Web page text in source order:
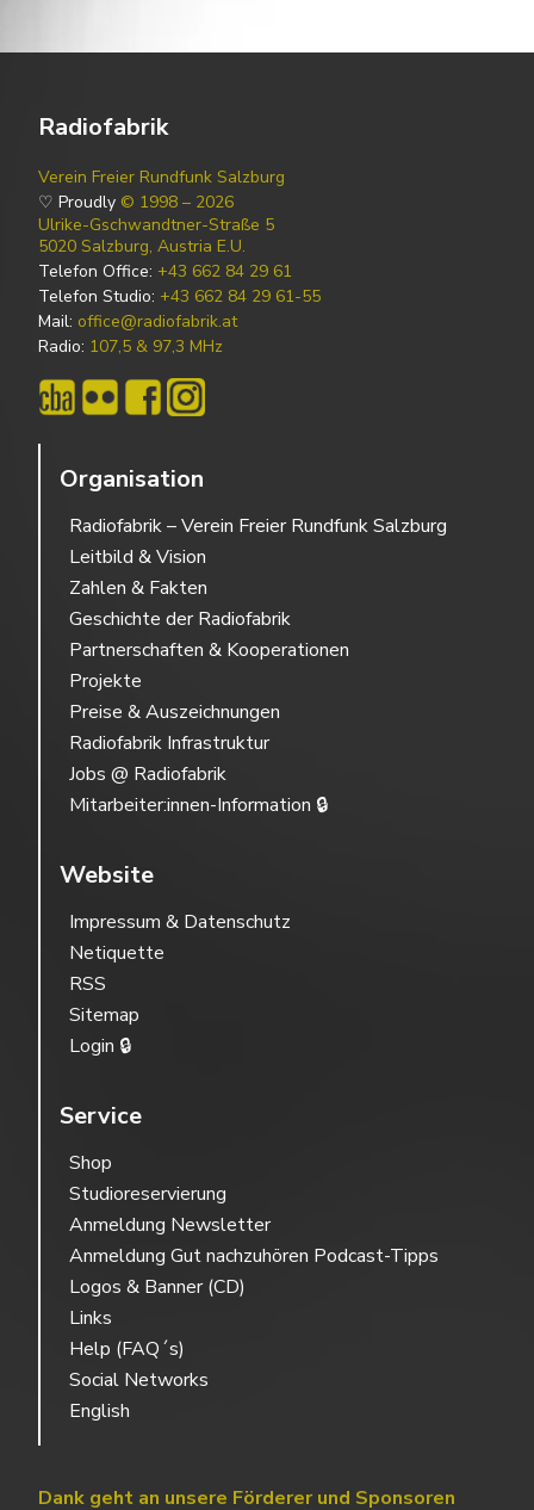
Radiofabrik
Verein Freier Rundfunk Salzburg
♡ Proudly © 1998 – 2026
Ulrike-Gschwandtner-Straße 5
5020 Salzburg, Austria E.U.
Telefon Office: +43 662 84 29 61
Telefon Studio: +43 662 84 29 61-55
Mail: office@radiofabrik.at
Radio: 107,5 & 97,3 MHz
Organisation
Radiofabrik – Verein Freier Rundfunk Salzburg
Leitbild & Vision
Zahlen & Fakten
Geschichte der Radiofabrik
Partnerschaften & Kooperationen
Projekte
Preise & Auszeichnungen
Radiofabrik Infrastruktur
Jobs @ Radiofabrik
Mitarbeiter:innen-Information 🔒
Website
Impressum & Datenschutz
Netiquette
RSS
Sitemap
Login 🔒
Service
Shop
Studioreservierung
Anmeldung Newsletter
Anmeldung Gut nachzuhören Podcast-Tipps
Logos & Banner (CD)
Links
Help (FAQ´s)
Social Networks
English
Dank geht an unsere Förderer und Sponsoren